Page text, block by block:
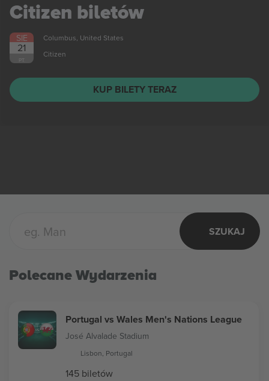
Citizen biletów
SIE
21
PT.
Columbus, United States
Citizen
KUP BILETY TERAZ
SZUKAJ
Polecane Wydarzenia
Portugal vs Wales Men's Nations League
José Alvalade Stadium
Lisbon, Portugal
145 biletów